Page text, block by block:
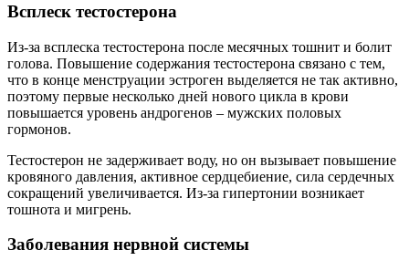
Всплеск тестостерона
Из-за всплеска тестостерона после месячных тошнит и болит
голова. Повышение содержания тестостерона связано с тем,
что в конце менструации эстроген выделяется не так активно,
поэтому первые несколько дней нового цикла в крови
повышается уровень андрогенов – мужских половых
гормонов.
Тестостерон не задерживает воду, но он вызывает повышение
кровяного давления, активное сердцебиение, сила сердечных
сокращений увеличивается. Из-за гипертонии возникает
тошнота и мигрень.
Заболевания нервной системы